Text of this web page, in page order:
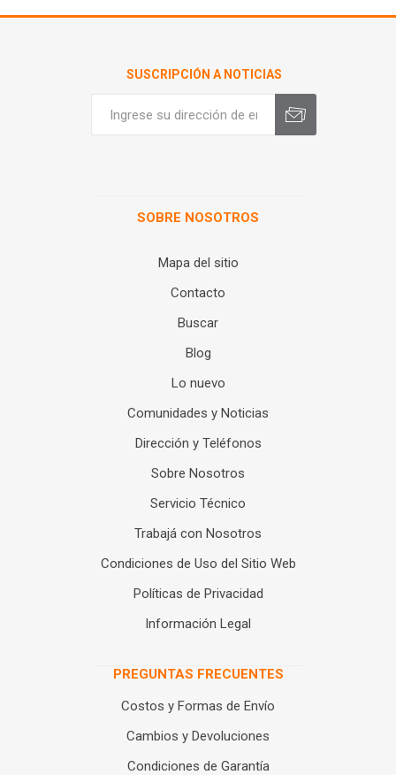
SUSCRIPCIÓN A NOTICIAS
SOBRE NOSOTROS
Mapa del sitio
Contacto
Buscar
Blog
Lo nuevo
Comunidades y Noticias
Dirección y Teléfonos
Sobre Nosotros
Servicio Técnico
Trabajá con Nosotros
Condiciones de Uso del Sitio Web
Políticas de Privacidad
Información Legal
PREGUNTAS FRECUENTES
Costos y Formas de Envío
Cambios y Devoluciones
Condiciones de Garantía